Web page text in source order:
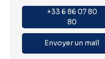
+33 6 86 07 80
80
Envoyer un mail